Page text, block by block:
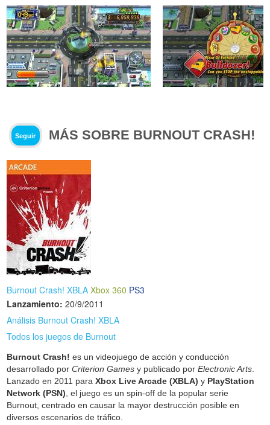
Seguir MÁS SOBRE BURNOUT CRASH!
Burnout Crash! XBLA Xbox 360 PS3
Lanzamiento: 20/9/2011
Análisis Burnout Crash! XBLA
Todos los juegos de Burnout
Burnout Crash! es un videojuego de acción y conducción
desarrollado porCriterion Games y publicado porElectronic Arts
Lanzado en 2011 paraXbox Live Arcade (XBLA) y PlayStation
Network (PSN) , el juego es un spin-off de la popular serie
Burnout, centrado en causar la mayor destrucción posible en
diversos escenarios de tráfico.